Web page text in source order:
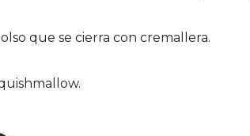
que se cierra con cremallera.